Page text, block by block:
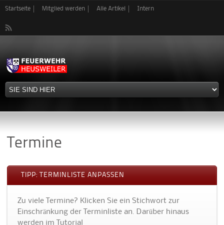
Direkt
Startseite Mitglied werden Alle Artikel Intern
Termine
TIPP: TERMINLISTE ANPASSEN
Zu viele Termine? Klicken Sie ein Stichwort zur
Einschränkung der Terminliste an. Darüber hinaus
werden im Tutorial